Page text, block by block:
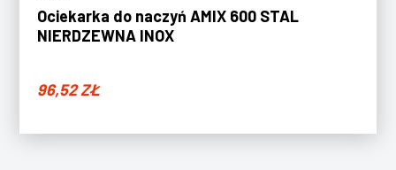
Ociekarka do naczyń AMIX 600 STAL
NIERDZEWNA INOX
96,52ZŁ